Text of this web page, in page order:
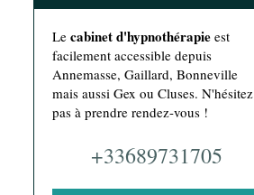
Le cabinet d'hypnothérapie est
facilement accessible depuis
Annemasse, Gaillard, Bonneville
mais aussi Gex ou Cluses. N'hésitez
pas à prendre rendez-vous !
+33689731705